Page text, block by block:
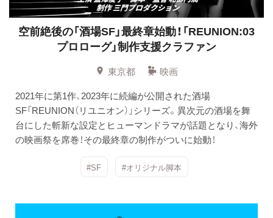
空前絶後の「酒場SF」最終章始動！「REUNION:03
プロローグ」制作支援クラファン
東京都
映画
2021年に第1作、2023年に続編が公開された酒場
SF「REUNION（リユニオン）」シリーズ。異次元の酒場を舞
台にした斬新な設定とヒューマンドラマが話題となり、海外
の映画祭を席巻！その最終章の制作がついに始動！
#SF #オリジナル脚本